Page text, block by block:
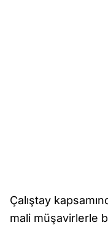
Çalıştay
mali müşavirlerle